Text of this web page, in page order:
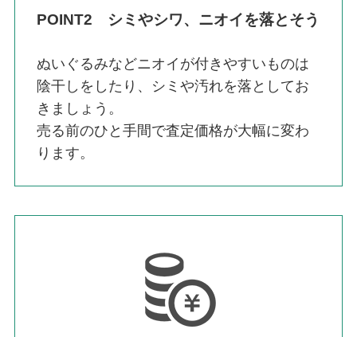
POINT2 シミやシワ、ニオイを落とそう
ぬいぐるみなどニオイが付きやすいものは
陰干しをしたり、シミや汚れを落としてお
きましょう。
売る前のひと手間で査定価格が大幅に変わ
ります。